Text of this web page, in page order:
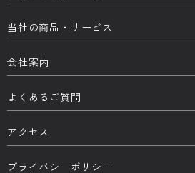
当社の商品・サービス
会社案内
よくあるご質問
アクセス
プライバシーポリシー